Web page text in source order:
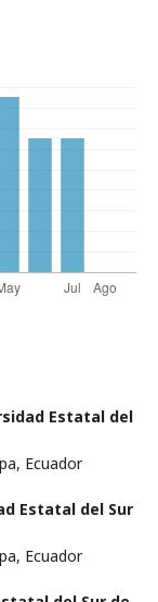
Estatal del
Ecuador
Estatal del Sur
Ecuador